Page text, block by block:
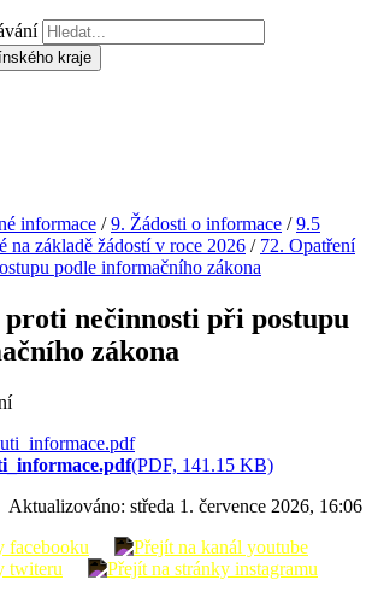
informace /9. Žádosti o informace /9.5
na základě žádostí v roce 2026 / 72. Opatření
podle informačního zákona
nečinnosti při postupu
zákona
(PDF, 141.15 KB)
Aktualizováno: středa 1. července 2026, 16:06